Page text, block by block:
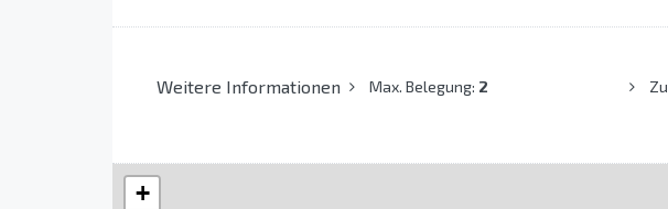
Weitere Informationen Max. Belegung: 2
+